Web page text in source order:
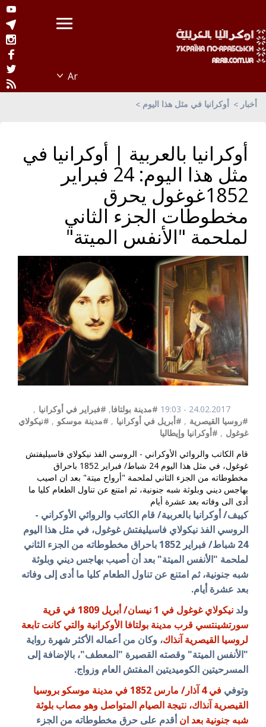
أخبار أوكرانيا في مثل هذا اليوم
أوكرانيا بالعربية | أوكرانيا في
مثل هذا اليوم: 24 فبراير
1852غوغول يحرق
مخطوطات الجزء الثاني
لملحمة "الأنفس الميتة"
24.02.2017 - 19:03 #مدينة بولتافا, #فبراير في أوكرانيا ,
#روسيا القيصرية , #أبريل في أوكرانيا , #مدينة موسكو , #نيكولاي
غوغول , #أوكرانيا وإيطاليا
قام الكاتب والروائي الأوكراني - الروسي الفذ نيكولاي فاسيليفتش
غوغول، في مثل هذا اليوم 24 شباط/ فبراير 1852 باحراق
مخطوطاته من الجزء الثاني لملحمة "أرواح ميتة" بعد ان اصيب
بهاجس ديني وبلوثة شبه جنونية، ثم امتنع عن تناول الطعام كليا ما
أدى الى وفاته بعد عشرة أيام
كييف/ أوكرانيا بالعربية/ قام الكاتب والروائي الأوكراني -
الروسي الفذ نيكولاي فاسيليفتش غوغول، في مثل هذا اليوم
24 شباط/ فبراير 1852 باحراق مخطوطاته من الجزء الثاني
لملحمة "الأنفس الميتة" بعد أن أصيب بهاجس ديني وبلوثة
شبه جنونية، ثم امتنع عن تناول الطعام كليا ما أدى إلى وفاته
بعد عشرة أيام.
ولد
نيكولاي غوغول في 1 نيسان/ أبريل 1809 في قرية
سورتشينتسي قرب مدينة بولتافا الأوكرانية والتي كانت تابعة
لروسيا القيصرية آنذاك، وكان من أعماله الأكثر شهرة رواية
"الأنفس الميتة" وقصته القصيرة "المعطف"، بالإضافة إلى
المسرحيتين الكوميديتين المفتش العام وزواج.
وتوفي
في 4 آذار/ مارس 1852 في مدينة موسكو بروسيا
القيصرية آنذاك، نتيجة الصيام المتواصل وهو مصاب بلوثة
شبه جنونية بعد انأقدم على حرق مخطوطاته من الجزء